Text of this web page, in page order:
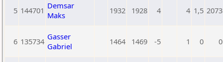
5 144701 Demsar
Maks
1932 1928 4 4 1,5 2073
6 135734 Gasser
Gabriel
1464 1469 -5 1 0 0